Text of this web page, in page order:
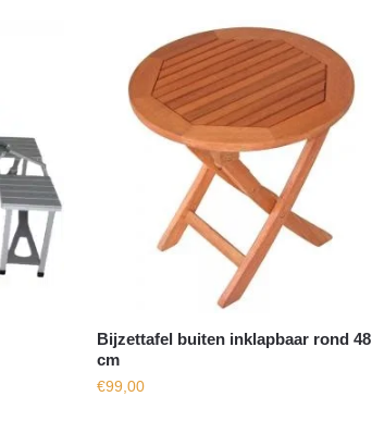
Bijzettafel buiten inklapbaar rond 48
cm
€99,00